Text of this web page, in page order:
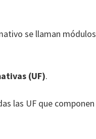
se llaman módulos
(UF).
las UF que componen